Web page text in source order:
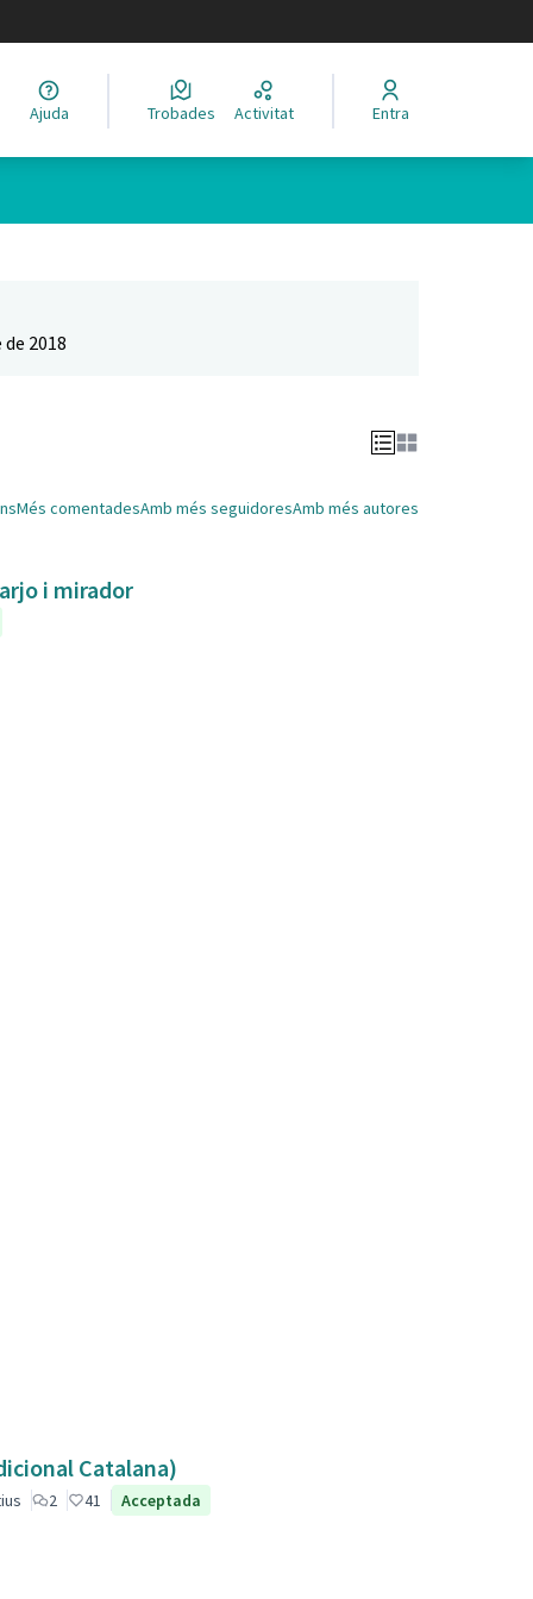
el idioma
Ajuda Trobades Activitat Entra
2018
Més comentadesAmb més seguidoresAmb més autores
i mirador
Catalana)
2 41 Acceptada